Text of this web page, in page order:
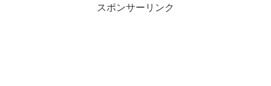
スポンサーリンク